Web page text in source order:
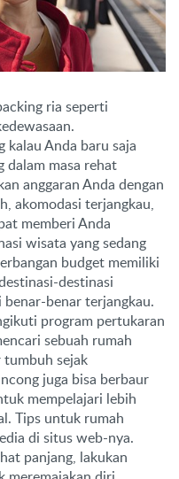
ria seperti
kalau Anda baru saja
dalam masa rehat
anggaran Anda dengan
akomodasi terjangkau,
memberi Anda
wisata yang sedang
budget memiliki
destinasi
benar terjangkau.
program pertukaran
sebuah rumah
sejak
juga bisa berbaur
mempelajari lebih
Tips untuk rumah
di situs web-nya.
panjang, lakukan